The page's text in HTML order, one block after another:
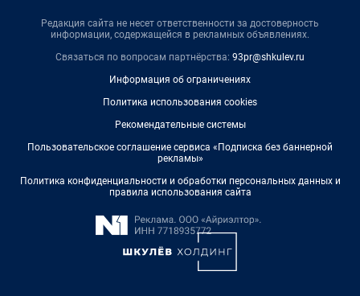
Редакция сайта не несет ответственности за достоверность
информации, содержащейся в рекламных объявлениях.
Связаться по вопросам партнёрства: 93pr@shkulev.ru
Информация об ограничениях
Политика использования cookies
Рекомендательные системы
Пользовательское соглашение сервиса «Подписка без баннерной
рекламы»
Политика конфиденциальности и обработки персональных данных и
правила использования сайта